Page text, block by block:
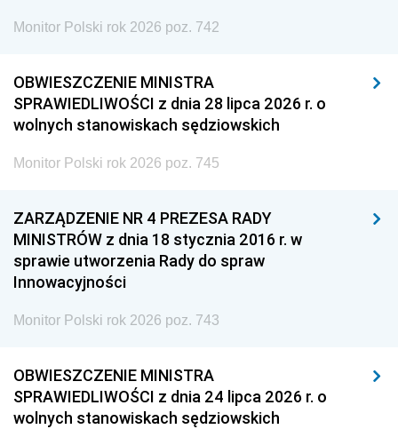
Monitor Polski rok 2026 poz. 742
OBWIESZCZENIE MINISTRA
SPRAWIEDLIWOŚCI z dnia 28 lipca 2026 r. o
wolnych stanowiskach sędziowskich
Monitor Polski rok 2026 poz. 745
ZARZĄDZENIE NR 4 PREZESA RADY
MINISTRÓW z dnia 18 stycznia 2016 r. w
sprawie utworzenia Rady do spraw
Innowacyjności
Monitor Polski rok 2026 poz. 743
OBWIESZCZENIE MINISTRA
SPRAWIEDLIWOŚCI z dnia 24 lipca 2026 r. o
wolnych stanowiskach sędziowskich